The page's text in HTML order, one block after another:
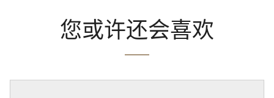
您或许还会喜欢